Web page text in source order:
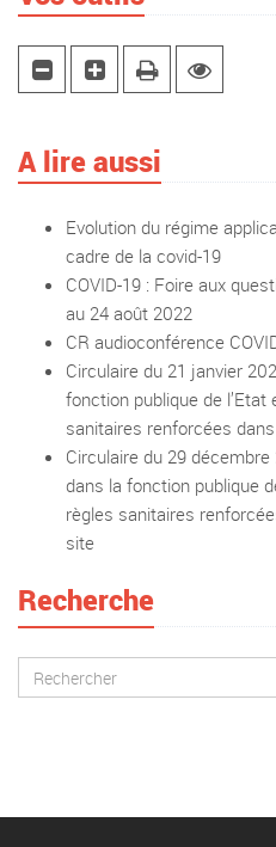
A lire aussi
Evolution du régime
cadre de la covid-19
COVID-19 : Foire aux
au 24 août 2022
CR audioconférence
Circulaire du 21 janvier
fonction publique de
sanitaires renforcées
Circulaire du 29
dans la fonction publique
règles sanitaires
site
Recherche